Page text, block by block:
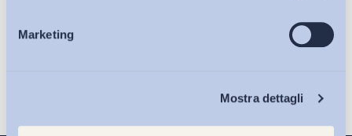
Marketing
Mostra dettagli
EventiIscriviti